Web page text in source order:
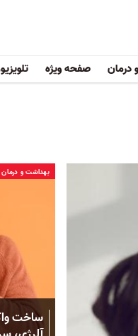
درمان صفحه ویژه
بهداشت و درمان
ساخت